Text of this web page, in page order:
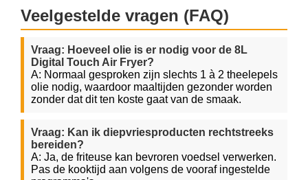
Veelgestelde vragen (FAQ)
Vraag: Hoeveel olie is er nodig voor de 8L
Digital Touch Air Fryer?
A: Normaal gesproken zijn slechts 1 à 2 theelepels
olie nodig, waardoor maaltijden gezonder worden
zonder dat dit ten koste gaat van de smaak.
Vraag: Kan ik diepvriesproducten rechtstreeks
bereiden?
A: Ja, de friteuse kan bevroren voedsel verwerken.
Pas de kooktijd aan volgens de vooraf ingestelde